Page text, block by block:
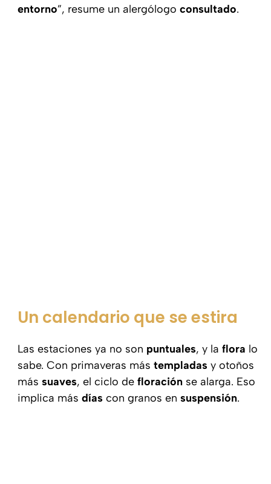
entorno”, resume un alergólogo consultado.
Un calendario que se estira
Las estaciones ya no son puntuales, y la flora lo
sabe. Con primaveras más templadas y otoños
más suaves, el ciclo de floración se alarga. Eso
implica más días con granos en suspensión.